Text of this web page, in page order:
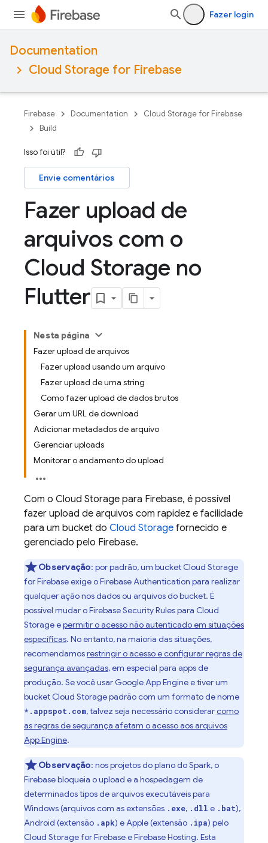
Fazer login
Documentation
Cloud Storage for Firebase
Firebase Documentation
Cloud Storage for Firebase
Build
Isso foi útil?
Envie comentários
Fazer upload de
arquivos com o
Cloud Storage no
Flutter
Nesta página
Fazer upload de arquivos
Fazer upload usando um arquivo
Fazer upload de uma string
Como fazer upload de dados brutos
Gerar um URL de download
Adicionar metadados de arquivo
Gerenciar uploads
Monitorar o andamento do upload
Com o Cloud Storage para Firebase, é possível
fazer upload de arquivos com rapidez e facilidade
para um bucket do Cloud Storage fornecido e
gerenciado pelo Firebase.
Observação: por padrão, um bucket Cloud Storage
for Firebaseexige oFirebase Authentication para realizar
qualquer ação nos dados ou arquivos do bucket. É
possível mudar oFirebase Security Rulespara Cloud
Storageepermitir o acesso não autenticado em situações
específicas. No entanto, na maioria das situações,
recomendamosrestringir o acesso e configurar regras de
segurança avançadas, em especial para apps de
produção. Se você usar GoogleApp Enginee tiver um
bucket Cloud Storagepadrão com um formato de nome
*.appspot.com, talvez seja necessário considerarcomo
as regras de segurança afetam o acesso aos arquivos
App Engine.
Observação: nos projetos do plano do Spark, o
Firebase bloqueia o upload e a hospedagem de
determinados tipos de arquivos executáveis para
Windows (arquivos com as extensões .exe, .dll e .bat),
Android (extensão .apk) e Apple (extensão .ipa) pelo
Cloud Storage for FirebaseeFirebase Hosting. Esta